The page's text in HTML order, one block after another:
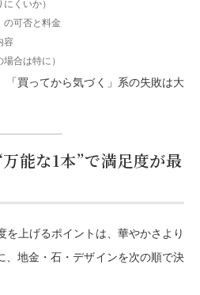
くいか）
の可否と料金
容
合は特に）
「買ってから気づく」系の失敗は大
能な1本”で満足度が最
を上げるポイントは、華やかさより
、地金・石・デザインを次の順で決